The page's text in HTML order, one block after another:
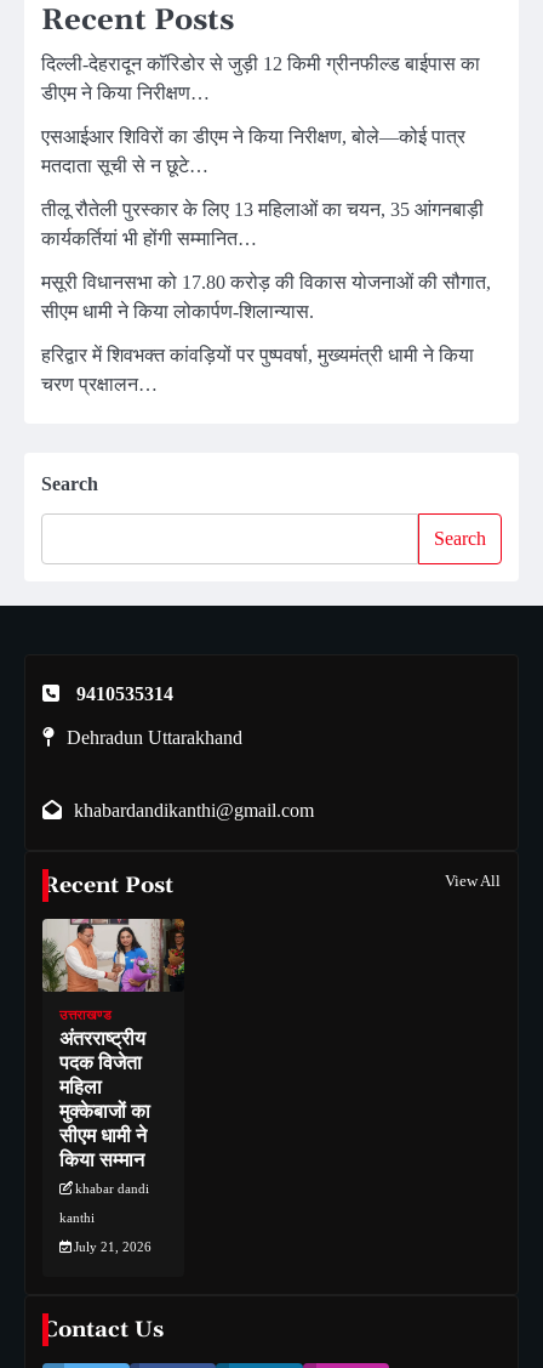
Recent Posts
दिल्ली-देहरादून कॉरिडोर से जुड़ी 12 किमी ग्रीनफील्ड बाईपास का
डीएम ने किया निरीक्षण…
एसआईआर शिविरों का डीएम ने किया निरीक्षण, बोले—कोई पात्र
मतदाता सूची से न छूटे…
तीलू रौतेली पुरस्कार के लिए 13 महिलाओं का चयन, 35 आंगनबाड़ी
कार्यकर्तियां भी होंगी सम्मानित…
मसूरी विधानसभा को 17.80 करोड़ की विकास योजनाओं की सौगात,
सीएम धामी ने किया लोकार्पण-शिलान्यास.
हरिद्वार में शिवभक्त कांवड़ियों पर पुष्पवर्षा, मुख्यमंत्री धामी ने किया
चरण प्रक्षालन…
Search
Search
9410535314
Dehradun Uttarakhand
khabardandikanthi@gmail.com
Recent Post View All
उत्तराखण्ड
अंतरराष्ट्रीय
पदक विजेता
महिला
मुक्केबाजों का
सीएम धामी ने
किया सम्मान
khabar dandi
kanthi
July 21, 2026
Contact Us